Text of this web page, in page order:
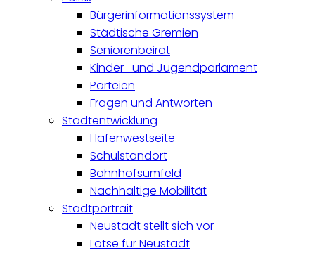
Bürgerinformationssystem
Städtische Gremien
Seniorenbeirat
Kinder- und Jugendparlament
Parteien
Fragen und Antworten
Stadtentwicklung
Hafenwestseite
Schulstandort
Bahnhofsumfeld
Nachhaltige Mobilität
Stadtportrait
Neustadt stellt sich vor
Lotse für Neustadt